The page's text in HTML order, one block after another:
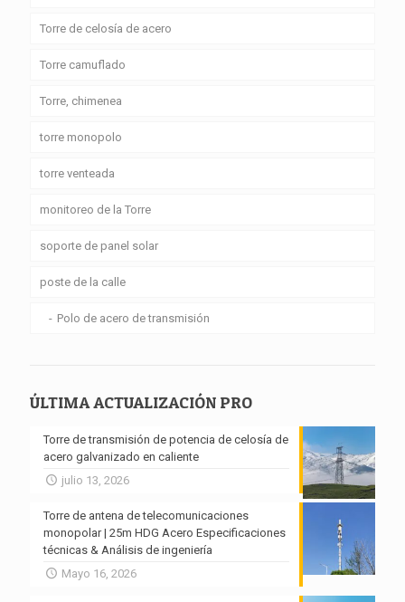
Torre de celosía de acero
Torre camuflado
Torre, chimenea
torre monopolo
torre venteada
monitoreo de la Torre
soporte de panel solar
poste de la calle
Polo de acero de transmisión
ÚLTIMA ACTUALIZACIÓN PRO
Torre de transmisión de potencia de celosía de
acero galvanizado en caliente
julio 13, 2026
Torre de antena de telecomunicaciones
monopolar | 25m HDG Acero Especificaciones
técnicas & Análisis de ingeniería
Mayo 16, 2026